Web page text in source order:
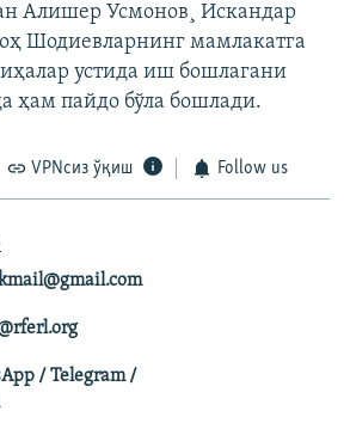
Алишер Усмонов¸ Искандар
Шодиевларнинг мамлакатга
устида иш бошлагани
ҳам пайдо бўла бошлади.
VPNсиз ўқиш Follow us
/ Telegram /